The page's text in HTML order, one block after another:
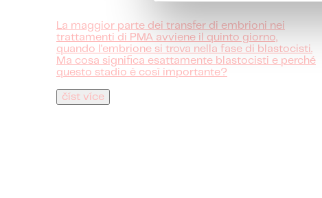
La maggior parte dei transfer di embrioni nei
trattamenti di PMA avviene il quinto giorno,
quando l'embrione si trova nella fase di blastocisti.
Ma cosa significa esattamente blastocisti e perché
questo stadio è così importante?
číst více